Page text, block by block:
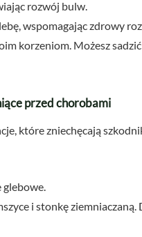
rozwój bulw.
wspomagając zdrowy
korzeniom. Możesz
przed chorobami
które zniechęcają
i stonkę